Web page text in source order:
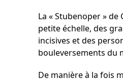
La « Stubenoper »
petite échelle, des
incisives et des
bouleversements du
De manière à la fois